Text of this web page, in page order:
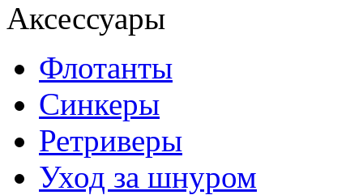
Аксессуары
Флотанты
Синкеры
Ретриверы
Уход за шнуром